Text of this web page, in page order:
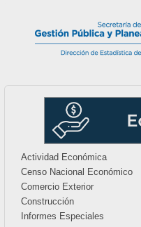
Actividad Económica
Censo Nacional Económico
Comercio Exterior
Construcción
Informes Especiales